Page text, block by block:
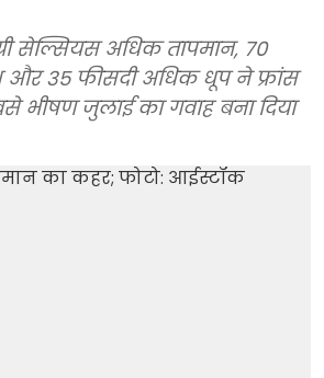
सेल्सियस अधिक तापमान, 70
और 35 फीसदी अधिक धूप ने फ्रांस
भीषण जुलाई का गवाह बना दिया